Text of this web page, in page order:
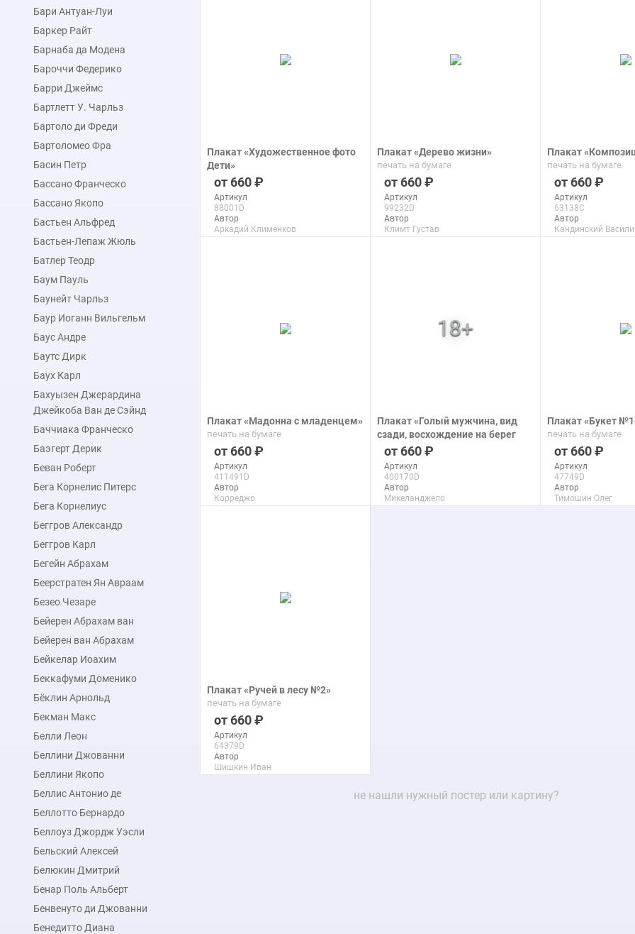
Бари Антуан-Луи
Баркер Райт
Барнаба да Модена
Бароччи Федерико
Барри Джеймс
Бартлетт У. Чарльз
Бартоло ди Фреди
Бартоломео Фра
Басин Петр
Бассано Франческо
Бассано Якопо
Бастьен Альфред
Бастьен-Лепаж Жюль
Батлер Теодр
Баум Пауль
Баунейт Чарльз
Баур Иоганн Вильгельм
Баус Андре
Баутс Дирк
Баух Карл
Бахуызен Джерардина
Джейкоба Ван де Сэйнд
Баччиака Франческо
Баэгерт Дерик
Беван Роберт
Бега Корнелис Питерс
Бега Корнелиус
Беггров Александр
Беггров Карл
Бегейн Абрахам
Беерстратен Ян Авраам
Безео Чезаре
Бейерен Абрахам ван
Бейерен ван Абрахам
Бейкелар Иоахим
Беккафуми Доменико
Бёклин Арнольд
Бекман Макс
Белли Леон
Беллини Джованни
Беллини Якопо
Беллис Антонио де
Беллотто Бернардо
Беллоуз Джордж Уэсли
Бельский Алексей
Белюкин Дмитрий
Бенар Поль Альберт
Бенвенуто ди Джованни
Бенедитто Диана
Плакат «Художественное фото
Дети»
печать на бумаге
660
Артикул
88001D
Автор
Аркадий Клименков
Плакат «Дерево жизни»
печать на бумаге
660
Артикул
99232D
Автор
Климт Густав
Плакат
печать на бумаге
660
Артикул
63138C
Автор
Кандинский
Плакат «Мадонна с младенцем»
печать на бумаге
660
Артикул
411491D
Автор
Корреджо
Плакат «Голый мужчина, вид
сзади, восхождение на берег
реки после Микеланджело»
печать на бумаге
660
Артикул
400170D
Автор
Микеланджело
Плакат «Букет
печать на бумаге
660
Артикул
47749D
Автор
Тимошин Олег
Плакат «Ручей в лесу №2»
печать на бумаге
660
Артикул
64379D
Автор
Шишкин Иван
не нашли нужный постер или картину?